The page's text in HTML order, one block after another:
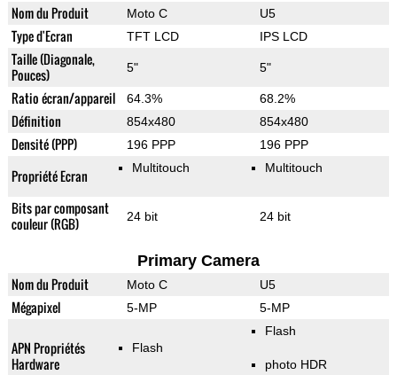
Nom du Produit Moto C U5
Type d'Ecran TFT LCD IPS LCD
Taille (Diagonale,
Pouces)
5" 5"
Ratio écran/appareil 64.3% 68.2%
Définition 854x480 854x480
Densité (PPP) 196 PPP 196 PPP
Propriété Ecran Multitouch Multitouch
Bits par composant
couleur (RGB)
24 bit 24 bit
Primary Camera
Nom du Produit Moto C U5
Mégapixel 5-MP 5-MP
APN Propriétés
Hardware
Flash
Flash
photo HDR